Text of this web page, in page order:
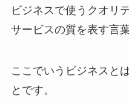
ビジネスで使うクオリ
サービスの質を表す言葉
ここでいうビジネスと
とです。